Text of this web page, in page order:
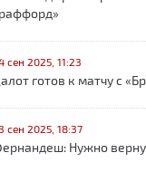
сен 2025, 11:23
готов к матчу с
сен 2025, 18:37
Нужно